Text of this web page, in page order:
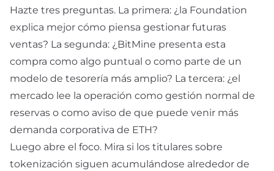
Hazte tres preguntas. La primera: ¿la Foundation
explica mejor cómo piensa gestionar futuras
ventas? La segunda: ¿BitMine presenta esta
compra como algo puntual o como parte de un
modelo de tesorería más amplio? La tercera: ¿el
mercado lee la operación como gestión normal de
reservas o como aviso de que puede venir más
demanda corporativa de ETH?
Luego abre el foco. Mira si los titulares sobre
tokenización siguen acumulándose alrededor de